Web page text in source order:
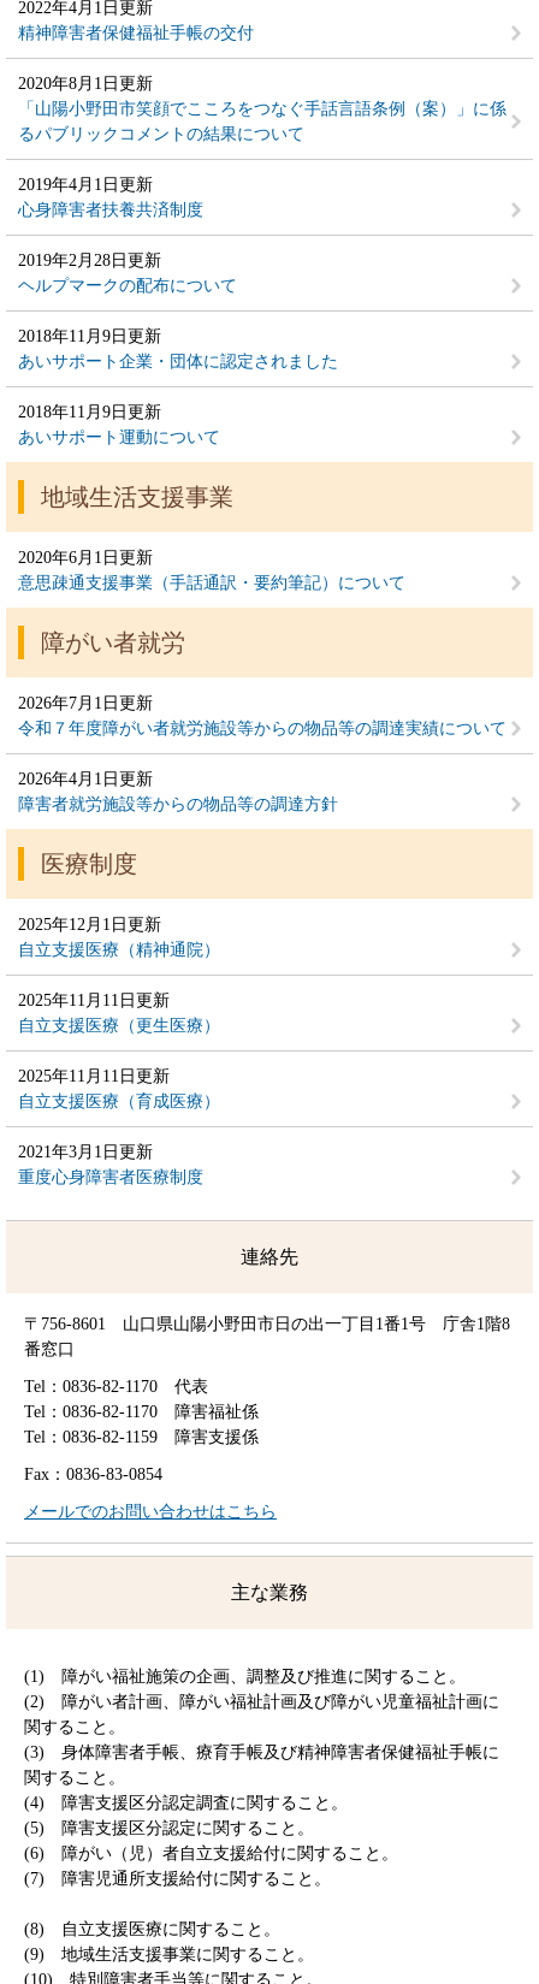
2022年4月1日更新
精神障害者保健福祉手帳の交付
2020年8月1日更新
「山陽小野田市笑顔でこころをつなぐ手話言語条例（案）」に係
るパブリックコメントの結果について
2019年4月1日更新
心身障害者扶養共済制度
2019年2月28日更新
ヘルプマークの配布について
2018年11月9日更新
あいサポート企業・団体に認定されました
2018年11月9日更新
あいサポート運動について
地域生活支援事業
2020年6月1日更新
意思疎通支援事業（手話通訳・要約筆記）について
障がい者就労
2026年7月1日更新
令和７年度障がい者就労施設等からの物品等の調達実績について
2026年4月1日更新
障害者就労施設等からの物品等の調達方針
医療制度
2025年12月1日更新
自立支援医療（精神通院）
2025年11月11日更新
自立支援医療（更生医療）
2025年11月11日更新
自立支援医療（育成医療）
2021年3月1日更新
重度心身障害者医療制度
連絡先
〒756-8601 山口県山陽小野田市日の出一丁目1番1号 庁舎1階8
番窓口
Tel：0836-82-1170
代表
Tel：0836-82-1170
障害福祉係
Tel：0836-82-1159
障害支援係
Fax：0836-83-0854
メールでのお問い合わせはこちら
主な業務
(1) 障がい福祉施策の企画、調整及び推進に関すること。
(2) 障がい者計画、障がい福祉計画及び障がい児童福祉計画に
関すること。
(3) 身体障害者手帳、療育手帳及び精神障害者保健福祉手帳に
関すること。
(4) 障害支援区分認定調査に関すること。
(5) 障害支援区分認定に関すること。
(6) 障がい（児）者自立支援給付に関すること。
(7) 障害児通所支援給付に関すること。
(8) 自立支援医療に関すること。
(9) 地域生活支援事業に関すること。
(10) 特別障害者手当等に関すること。